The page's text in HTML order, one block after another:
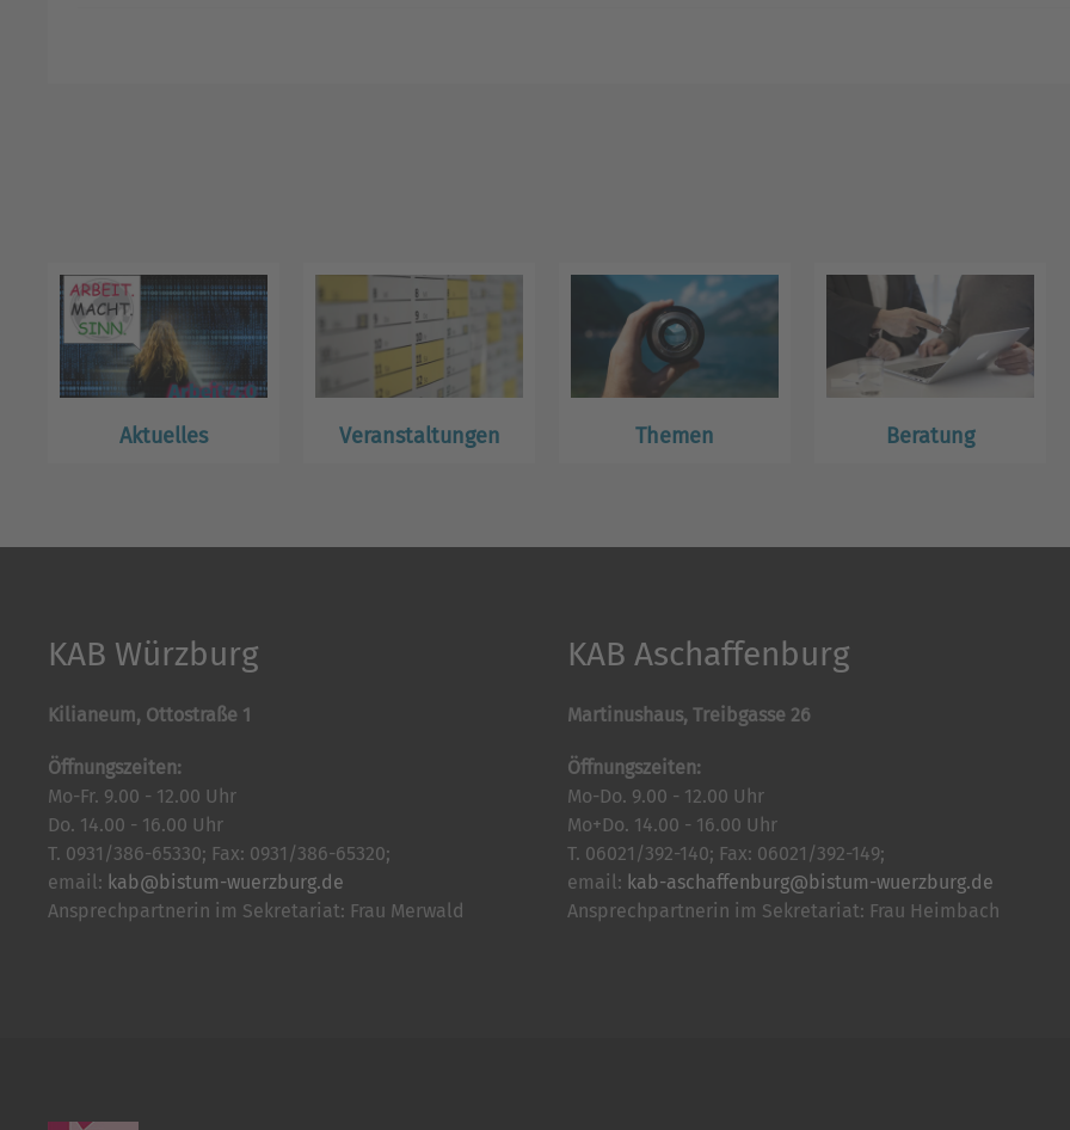
Aktuelles Veranstaltungen Themen Beratung
KAB Würzburg
Kilianeum, Ottostraße 1
Öffnungszeiten:
Mo-Fr. 9.00 - 12.00 Uhr
Do. 14.00 - 16.00 Uhr
T. 0931/386-65330; Fax: 0931/386-65320;
email: kab@bistum-wuerzburg.de
Ansprechpartnerin im Sekretariat: Frau Merwald
KAB Aschaffenburg
Martinushaus, Treibgasse 26
Öffnungszeiten:
Mo-Do. 9.00 - 12.00 Uhr
Mo+Do. 14.00 - 16.00 Uhr
T. 06021/392-140; Fax: 06021/392-149;
email: kab-aschaffenburg@bistum-wuerzburg.de
Ansprechpartnerin im Sekretariat: Frau Heimbach